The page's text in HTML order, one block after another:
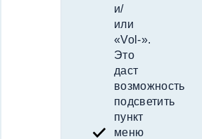
и/
или
«Vol-».
Это
даст
возможность
подсветить
пункт
меню